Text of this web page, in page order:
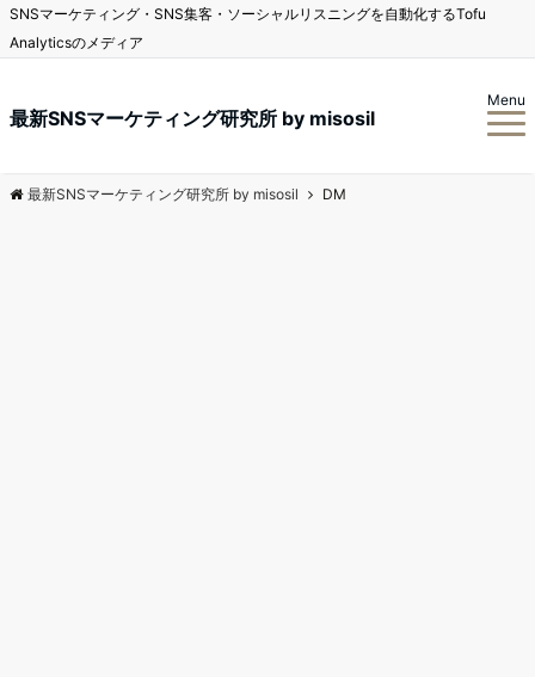
SNSマーケティング・SNS集客・ソーシャルリスニングを自動化するTofu
Analyticsのメディア
最新SNSマーケティング研究所 by misosil
Menu
最新SNSマーケティング研究所 by misosil DM